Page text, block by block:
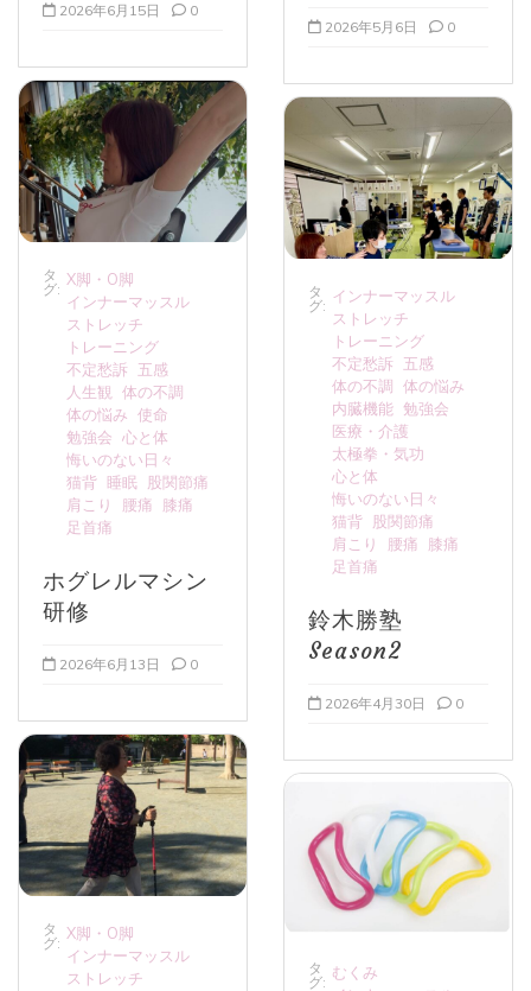
2026年6月15日 0
タ
グ:
X脚・O脚
インナーマッスル
ストレッチ
トレーニング
不定愁訴
五感
人生観 体の不調
体の悩み 使命
勉強会 心と体
悔いのない日々
猫背 睡眠 股関節痛
肩こり
腰痛
膝痛
足首痛
ホグレルマシン
研修
2026年6月13日 0
タ
グ:
X脚・O脚
インナーマッスル
ストレッチ
2026年5月6日 0
タ
グ:
インナーマッスル
ストレッチ
トレーニング
不定愁訴
五感
体の不調 体の悩み
内臓機能 勉強会
医療・介護
太極拳・気功
心と体
悔いのない日々
猫背 股関節痛
肩こり
腰痛
膝痛
足首痛
鈴木勝塾
Season2
2026年4月30日 0
タ
グ:
むくみ